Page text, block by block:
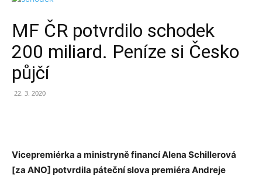
MF ČR potvrdilo schodek
200 miliard. Peníze si Česko
půjčí
22. 3. 2020
Vicepremiérka a ministryně financí Alena Schillerová
[za ANO] potvrdila páteční slova premiéra Andreje